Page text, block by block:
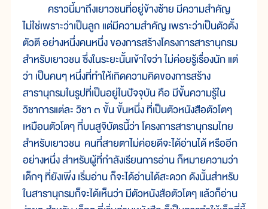
คราวนี้มาถึงเยาวชนที่อยู่ข้างซ้าย มีความสำคัญ
ไม่ใช่เพราะว่าเป็นลูก แต่มีความสำคัญ เพราะว่าเป็นตัวตั้ง
ตัวตี อย่างหนึ่งคนหนึ่ง ของการสร้างโครงการสารานุกรม
สำหรับเยาวชน ซึ่งในระยะนั้นเข้าใจว่า ไม่ค่อยรู้เรื่องนัก แต่
ว่า เป็นคนๆ หนึ่งที่ทำให้เกิดความคิดของการสร้าง
สารานุกรมในรูปที่เป็นอยู่ในปัจจุบัน คือ มีขั้นความรู้ใน
วิชาการแต่ละ วิชา ๓ ขั้น ขั้นหนึ่ง ที่เป็นตัวหนังสือตัวโตๆ
เหมือนตัวโตๆ ที่บนสูจิบัตรนี้ว่า โครงการสารานุกรมไทย
สำหรับเยาวชน คนที่สายตาไม่ค่อยดีจะได้อ่านได้ หรืออีก
อย่างหนึ่ง สำหรับผู้ที่กำลังเรียนการอ่าน ก็หมายความว่า
เด็กๆ ที่ยังเพิ่ง เริ่มอ่าน ก็จะได้อ่านได้สะดวก ดังนั้นสำหรับ
ในสารานุกรมก็จะได้เห็นว่า มีตัวหนังสือตัวโตๆ แล้วก็อ่าน